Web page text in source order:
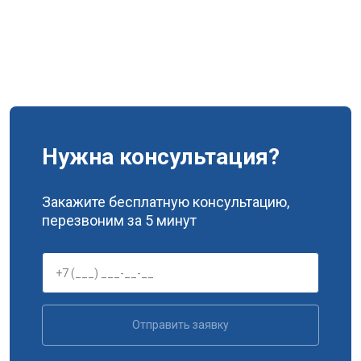
Нужна консультация?
Закажите бесплатную консультацию,
перезвоним за 5 минут
Отправить заявку